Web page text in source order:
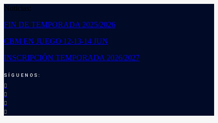
Noticias:
FIN DE TEMPORADA 2025/2026
CBM EN JUEGO 12-13-14 JUN
INSCRIPCIÓN TEMPORADA 2026/2027
SÍGUENOS: